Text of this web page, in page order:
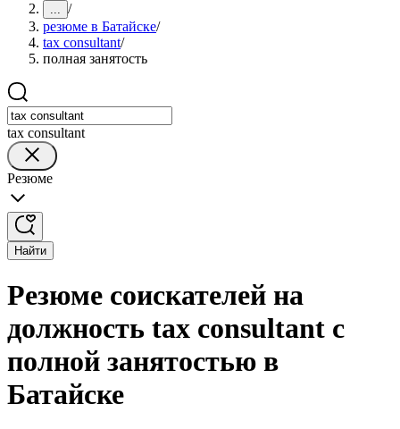
... /
резюме в Батайске/
tax consultant/
полная занятость
tax consultant
Резюме
Найти
Резюме соискателей на
должность tax consultant с
полной занятостью в
Батайске